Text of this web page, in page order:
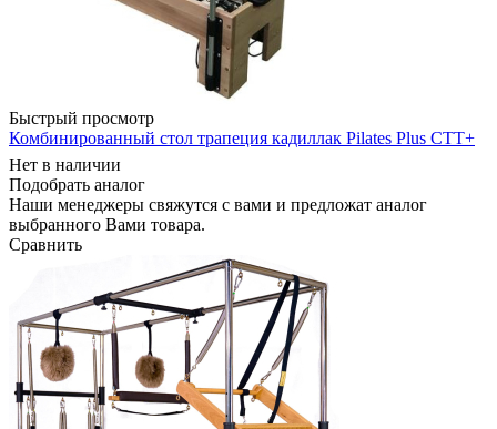
Быстрый просмотр
Комбинированный стол трапеция кадиллак Pilates Plus CТT+
Нет в наличии
Подобрать аналог
Наши менеджеры свяжутся с вами и предложат аналог
выбранного Вами товара.
Сравнить